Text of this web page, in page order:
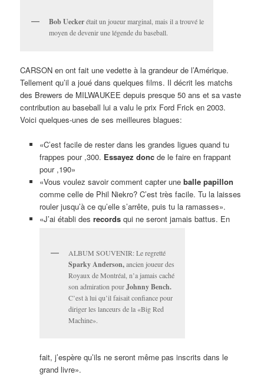
Bob Ueckerétait un joueur marginal, mais il a trouvé le
moyen de devenir une légende du baseball.
CARSON en ont fait une vedette à la grandeur de l’Amérique.
Tellement qu’il a joué dans quelques films. Il décrit les matchs
des Brewers de MILWAUKEE depuis presque 50 ans et sa vaste
contribution au baseball lui a valu le prix Ford Frick en 2003.
Voici quelques-unes de ses meilleures blagues:
«C’est facile de rester dans les grandes ligues quand tu
frappes pour ,300. Essayez doncde le faire en frappant
pour ,190»
«Vous voulez savoir comment capter une balle papillon
comme celle de Phil Niekro? C’est très facile. Tu la laisses
rouler jusqu’à ce qu’elle s’arrête, puis tu la ramasses».
«J’ai établi des recordsqui ne seront jamais battus. En
ALBUM SOUVENIR: Le regretté
Sparky Anderson,ancien joueur des
Royaux de Montréal, n’a jamais caché
son admiration pourJohnny Bench.
C’est à lui qu’il faisait confiance pour
diriger les lanceurs de la «Big Red
Machine».
fait, j’espère qu’ils ne seront même pas inscrits dans le
grand livre».